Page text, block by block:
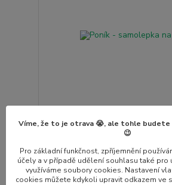
Poník - samolepka na zeď
550 Kč/ks
Zvolit variantu
Víme, že to je otrava 😭, ale tohle
😉
Pro základní funkčnost, zpříjemnění
účely a v případě udělení souhlasu také pro
využíváme soubory cookies. Nastavení
cookies můžete kdykoli upravit odkazem ve